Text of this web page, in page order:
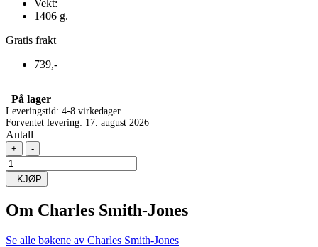
Vekt:
1406 g.
Gratis frakt
739,-
På lager
Leveringstid: 4-8 virkedager
Forventet levering: 17. august 2026
Antall
+ -
KJØP
Om Charles Smith-Jones
Se alle bøkene av Charles Smith-Jones